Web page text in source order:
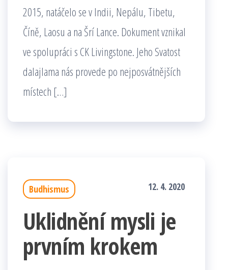
2015, natáčelo se v Indii, Nepálu, Tibetu,
Číně, Laosu a na Šrí Lance. Dokument vznikal
ve spolupráci s CK Livingstone. Jeho Svatost
dalajlama nás provede po nejposvátnějších
místech […]
Budhismus 12. 4. 2020
Uklidnění mysli je
prvním krokem